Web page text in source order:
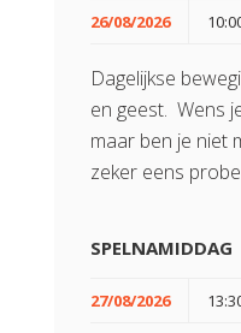
26/08/2026
Dagelijkse
en geest. Wens
maar ben je niet
zeker eens
SPELNAMIDDAG
27/08/2026